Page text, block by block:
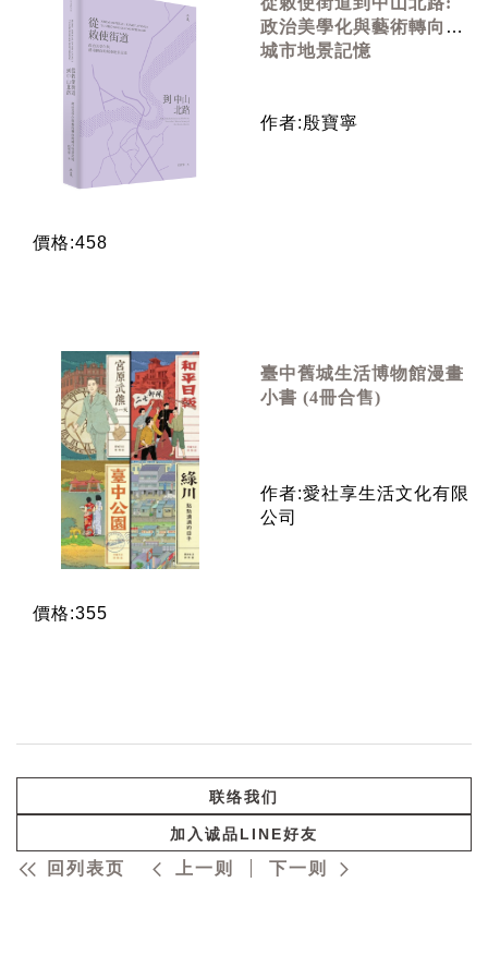
政治美學化與藝術轉向的
城市地景記憶
作者:殷寶寧
價格:458
臺中舊城生活博物館漫畫
小書 (4冊合售)
作者:愛社享生活文化有限
公司
價格:355
联络我们
加入诚品LINE好友
回列表页 上一则 下一则